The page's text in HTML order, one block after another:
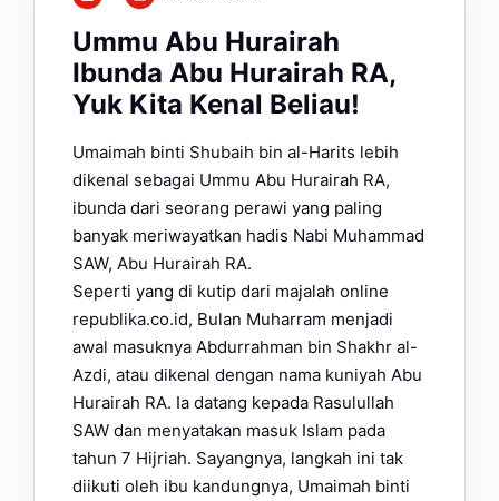
Ummu Abu Hurairah
Ibunda Abu Hurairah RA,
Yuk Kita Kenal Beliau!
Umaimah binti Shubaih bin al-Harits lebih
dikenal sebagai Ummu Abu Hurairah RA,
ibunda dari seorang perawi yang paling
banyak meriwayatkan hadis Nabi Muhammad
SAW, Abu Hurairah RA.
Seperti yang di kutip dari majalah online
republika.co.id, Bulan Muharram menjadi
awal masuknya Abdurrahman bin Shakhr al-
Azdi, atau dikenal dengan nama kuniyah Abu
Hurairah RA. Ia datang kepada Rasulullah
SAW dan menyatakan masuk Islam pada
tahun 7 Hijriah. Sayangnya, langkah ini tak
diikuti oleh ibu kandungnya, Umaimah binti